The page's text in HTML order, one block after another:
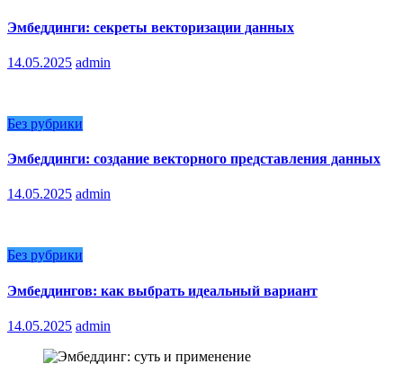
Эмбеддинги: секреты векторизации данных
14.05.2025 admin
Без рубрики
Эмбеддинги: создание векторного представления данных
14.05.2025 admin
Без рубрики
Эмбеддингов: как выбрать идеальный вариант
14.05.2025 admin